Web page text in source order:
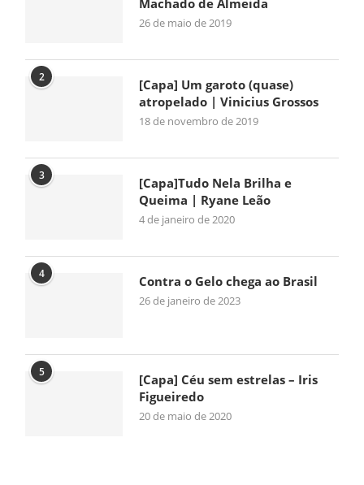
Machado de Almeida
26 de maio de 2019
2
[Capa] Um garoto (quase)
atropelado | Vinicius Grossos
18 de novembro de 2019
3
[Capa]Tudo Nela Brilha e
Queima | Ryane Leão
4 de janeiro de 2020
4 Contra o Gelo chega ao Brasil
26 de janeiro de 2023
5
[Capa] Céu sem estrelas – Iris
Figueiredo
20 de maio de 2020